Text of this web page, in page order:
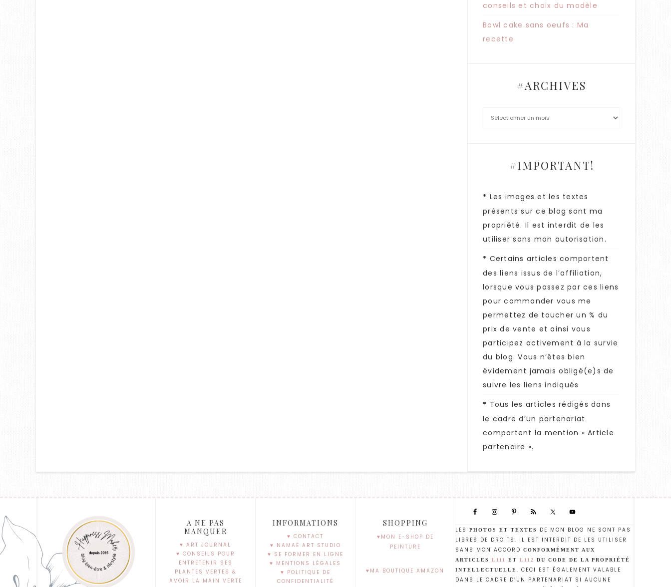
conseils et choix du modèle
Bowl cake sans oeufs : Ma
recette
#ARCHIVES
#IMPORTANT!
* Les images et les textes
présents sur ce blog sont ma
propriété. Il est interdit de les
utiliser sans mon autorisation.
* Certains articles comportent
des liens issus de l’affiliation,
lorsque vous passez par ces liens
pour commander vous me
permettez de toucher un % du
prix de vente et ainsi vous
participez activement à la survie
du blog. Vous n’êtes bien
évidement jamais obligé(e)s de
suivre les liens indiqués
* Tous les articles rédigés dans
le cadre d’un partenariat
comportent la mention « Article
partenaire ».
A NE PAS
MANQUER
♥ ART JOURNAL
♥ CONSEILS POUR
ENTRETENIR SES
PLANTES VERTES &
AVOIR LA MAIN VERTE
INFORMATIONS
♥ CONTACT
♥ NAMAË ART STUDIO
♥ SE FORMER EN LIGNE
♥ MENTIONS LÉGALES
♥ POLITIQUE DE
CONFIDENTIALITÉ
SHOPPING
♥MON E-SHOP DE
PEINTURE
♥MA BOUTIQUE AMAZON
LES PHOTOS ET TEXTES DE MON BLOG NE SONT PAS
LIBRES DE DROITS. IL EST INTERDIT DE LES UTILISER
SANS MON ACCORD
CONFORMÉMENT AUX
ARTICLES L111 ET L112
DU CODE DE LA PROPRIÉTÉ
INTELLECTUELLE . CECI EST ÉGALEMENT VALABLE
DANS LE CADRE D’UN PARTENARIAT SI AUCUNE